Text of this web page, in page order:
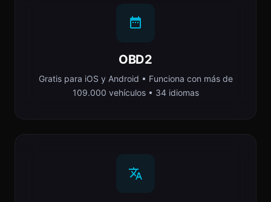
OBD2
Gratis para iOS y Android • Funciona con más de
109.000 vehículos • 34 idiomas